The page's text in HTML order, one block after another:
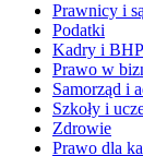
Prawnicy i
Podatki
Kadry i BHP
Prawo w
Samorząd i
Szkoły i
Zdrowie
Prawo dla